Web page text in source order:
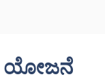
ಯೋಜನೆ